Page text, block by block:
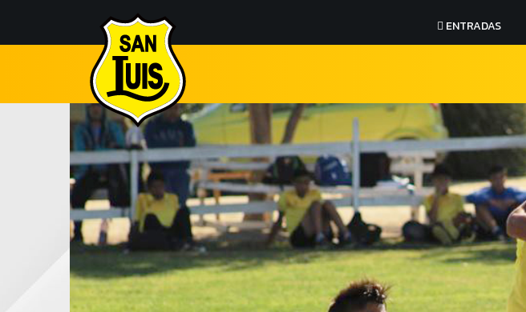
ENTRADAS